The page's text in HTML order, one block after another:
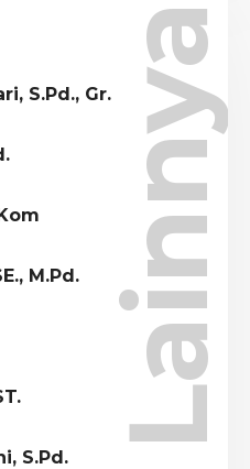
Lainnya
S.Pd., Gr.
M.Pd.
S.Pd.